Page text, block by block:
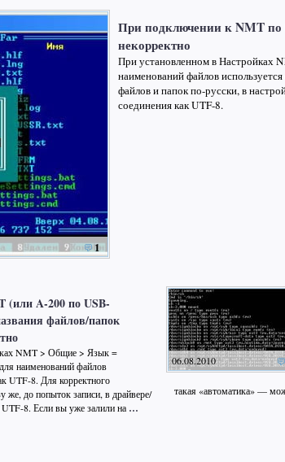
1
При подключении к NMT по
некорректно
При установленном в Настройках
наименований файлов
файлов и папок по-русски, в
соединения как UTF-8.
(или A-200 по USB-
файлов/папок
NMT > Общие > Язык =
наименований файлов
UTF-8. Для корректного
же, до попыток записи, в драйвере/
8. Если вы уже залили на …
06.08.2010
такая «автоматика» —